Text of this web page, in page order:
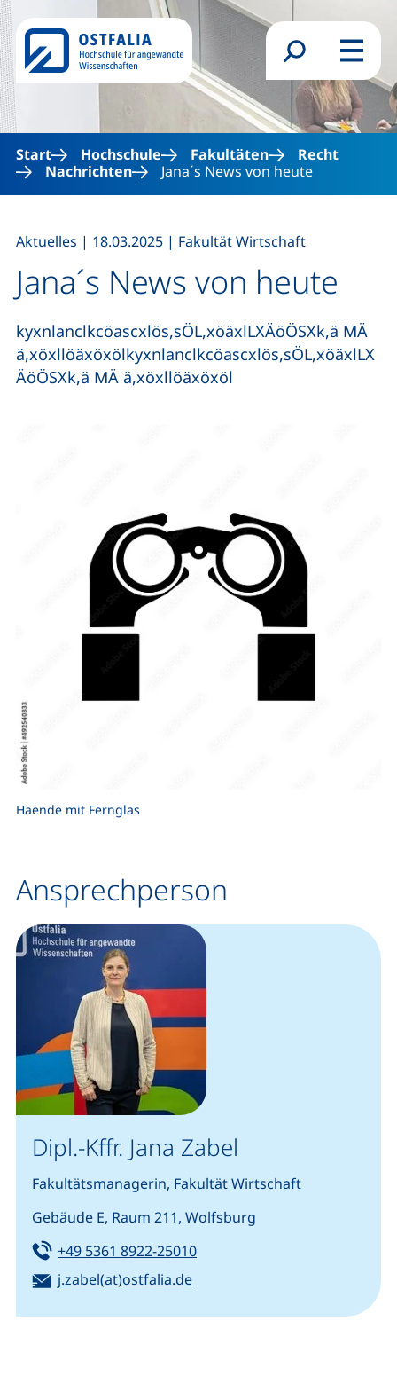
Direkt zum Inhalt
Suchformular
Menü
Start Hochschule Fakultäten
Recht
Nachrichten
Jana´s News von heute
Jana´s News von heute
Aktuelles | 18.03.2025 | Fakultät Wirtschaft
kyxnlanclkcöascxlös,sÖL,xöäxlLXÄöÖSXk,ä MÄ
ä,xöxllöäxöxölkyxnlanclkcöascxlös,sÖL,xöäxlLX
ÄöÖSXk,ä MÄ ä,xöxllöäxöxöl
Haende mit Fernglas
Ansprechperson
Dipl.-Kffr. Jana Zabel
Fakultätsmanagerin, Fakultät Wirtschaft
Gebäude E, Raum 211, Wolfsburg
Tel:
+49 5361 8922-25010(startet einen Telefonanruf,
E-Mail:
j.zabel(at)ostfalia.de(öffnet Ihr E-Mail-Programm)